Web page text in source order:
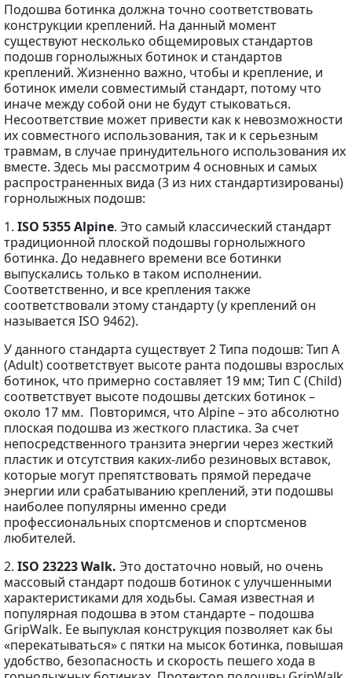
Подошва ботинка должна точно соответствовать
конструкции креплений. На данный момент
существуют несколько общемировых стандартов
подошв горнолыжных ботинок и стандартов
креплений. Жизненно важно, чтобы и крепление, и
ботинок имели совместимый стандарт, потому что
иначе между собой они не будут стыковаться.
Несоответствие может привести как к невозможности
их совместного использования, так и к серьезным
травмам, в случае принудительного использования их
вместе. Здесь мы рассмотрим 4 основных и самых
распространенных вида (3 из них стандартизированы)
горнолыжных подошв:
1. ISO 5355 Alpine. Это самый классический стандарт
традиционной плоской подошвы горнолыжного
ботинка. До недавнего времени все ботинки
выпускались только в таком исполнении.
Соответственно, и все крепления также
соответствовали этому стандарту (у креплений он
называется ISO 9462).
У данного стандарта существует 2 Типа подошв: Тип A
(Adult) соответствует высоте ранта подошвы взрослых
ботинок, что примерно составляет 19 мм; Тип С (Child)
соответствует высоте подошвы детских ботинок –
около 17 мм. Повторимся, что Alpine – это абсолютно
плоская подошва из жесткого пластика. За счет
непосредственного транзита энергии через жесткий
пластик и отсутствия каких-либо резиновых вставок,
которые могут препятствовать прямой передаче
энергии или срабатыванию креплений, эти подошвы
наиболее популярны именно среди
профессиональных спортсменов и спортсменов
любителей.
2. ISO 23223 Walk. Это достаточно новый, но очень
массовый стандарт подошв ботинок с улучшенными
характеристиками для ходьбы. Самая известная и
популярная подошва в этом стандарте – подошва
GripWalk. Ее выпуклая конструкция позволяет как бы
«перекатываться» с пятки на мысок ботинка, повышая
удобство, безопасность и скорость пешего хода в